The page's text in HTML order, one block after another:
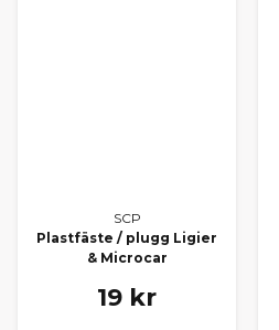
SCP
Plastfäste / plugg Ligier
& Microcar
19 kr